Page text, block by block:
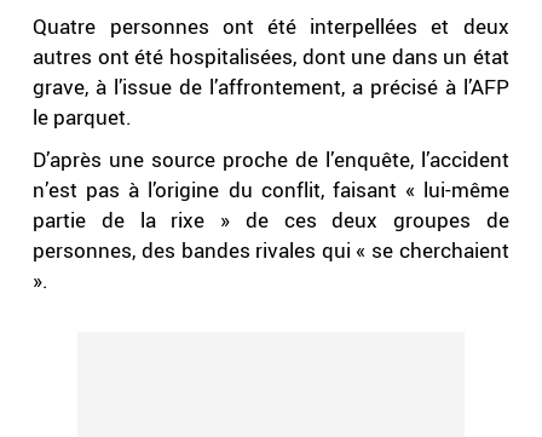
Quatre personnes ont été interpellées et deux
autres ont été hospitalisées, dont une dans un état
grave, à l’issue de l’affrontement, a précisé à l’AFP
le parquet.
D’après une source proche de l’enquête, l’accident
n’est pas à l’origine du conflit, faisant « lui-même
partie de la rixe » de ces deux groupes de
personnes, des bandes rivales qui « se cherchaient
».